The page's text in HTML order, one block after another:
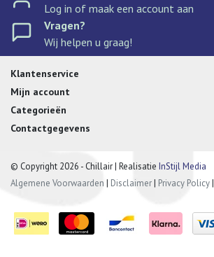
Log in of maak een account aan
Vragen?
Wij helpen u graag!
Klantenservice
Mijn account
Categorieën
Contactgegevens
© Copyright 2026 - Chillair | Realisatie InStijl Media
Algemene Voorwaarden | Disclaimer| Privacy Policy|